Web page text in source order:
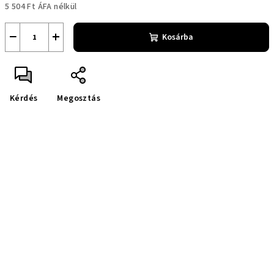
5 504 Ft ÁFA nélkül
+
− Kosárba
Kérdés Megosztás